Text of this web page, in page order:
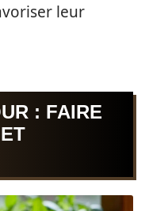
leur
: FAIRE